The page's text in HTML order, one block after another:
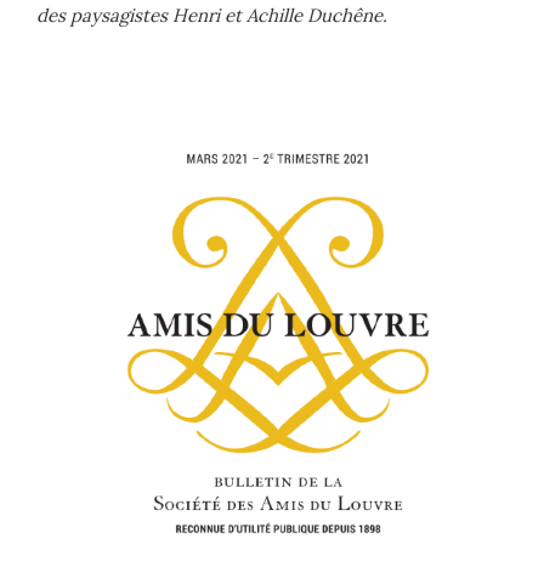
des paysagistes Henri et Achille Duchêne.